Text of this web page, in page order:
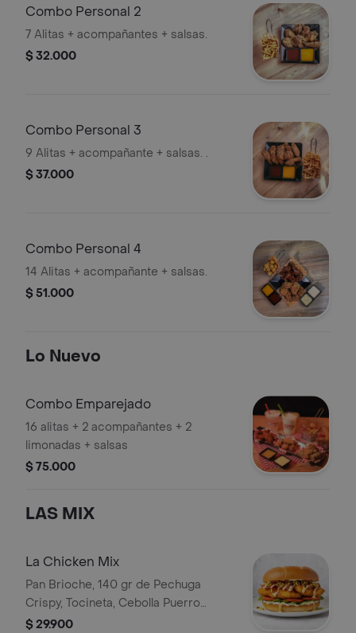
Combo Personal 2
7 Alitas + acompañantes + salsas.
$ 32.000
Combo Personal 3
9 Alitas + acompañante + salsas. .
$ 37.000
Combo Personal 4
14 Alitas + acompañante + salsas.
$ 51.000
Lo Nuevo
Combo Emparejado
16 alitas + 2 acompañantes + 2
limonadas + salsas
$ 75.000
LAS MIX
La Chicken Mix
Pan Brioche, 140 gr de Pechuga
Crispy, Tocineta, Cebolla Puerro
Crocante, Queso Crema, Salsa Roja
$ 29.900